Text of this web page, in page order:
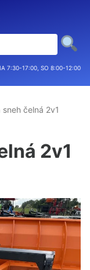
7:30-17:00, SO 8:00-12:00
čelná 2v1
2v1